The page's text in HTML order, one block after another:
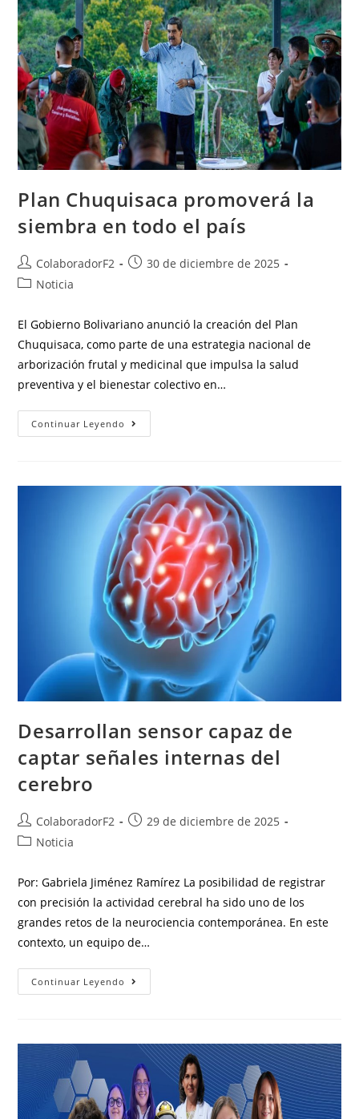
Plan Chuquisaca promoverá la
siembra en todo el país
ColaboradorF2
30 de diciembre de 2025
Noticia
El Gobierno Bolivariano anunció la creación del Plan
Chuquisaca, como parte de una estrategia nacional de
arborización frutal y medicinal que impulsa la salud
preventiva y el bienestar colectivo en…
Continuar Leyendo
Desarrollan sensor capaz de
captar señales internas del
cerebro
ColaboradorF2
29 de diciembre de 2025
Noticia
Por: Gabriela Jiménez Ramírez La posibilidad de registrar
con precisión la actividad cerebral ha sido uno de los
grandes retos de la neurociencia contemporánea. En este
contexto, un equipo de…
Continuar Leyendo